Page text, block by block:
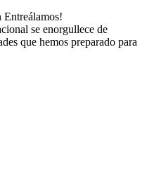
Entreálamos!
se enorgullece de
que hemos preparado para